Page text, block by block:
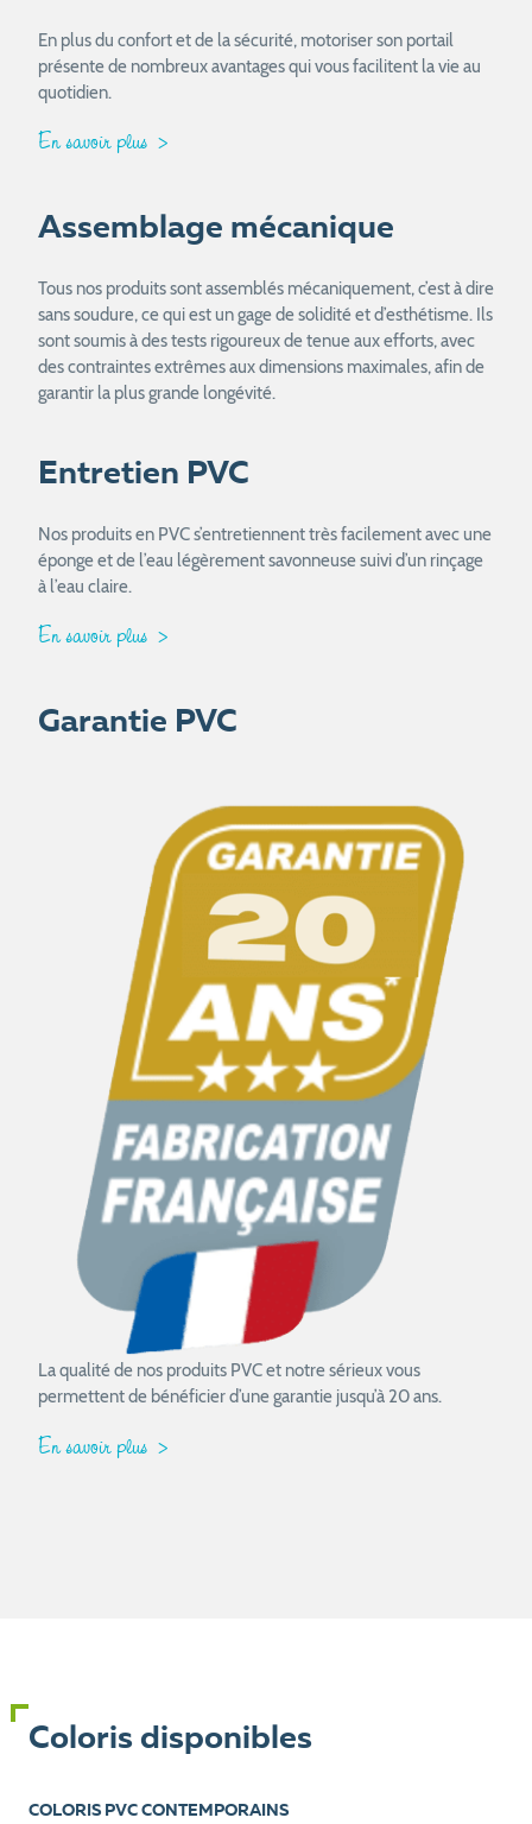
En plus du confort et de la sécurité, motoriser son portail
présente de nombreux avantages qui vous facilitent la vie au
quotidien.
En savoir plus
Assemblage mécanique
Tous nos produits sont assemblés mécaniquement, c’est à dire
sans soudure, ce qui est un gage de solidité et d’esthétisme. Ils
sont soumis à des tests rigoureux de tenue aux efforts, avec
des contraintes extrêmes aux dimensions maximales, afin de
garantir la plus grande longévité.
Entretien PVC
Nos produits en PVC s’entretiennent très facilement avec une
éponge et de l’eau légèrement savonneuse suivi d’un rinçage
à l’eau claire.
En savoir plus
Garantie PVC
La qualité de nos produits PVC et notre sérieux vous
permettent de bénéficier d’une garantie jusqu’à 20 ans.
En savoir plus
Coloris disponibles
COLORIS PVC CONTEMPORAINS